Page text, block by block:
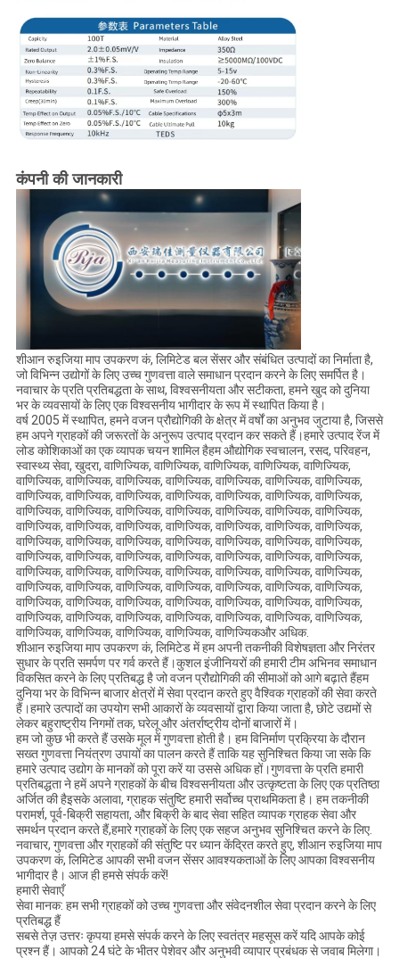
कंपनी की जानकारी
शीआन रुइजिया माप उपकरण कं, लिमिटेड बल सेंसर और संबंधित उत्पादों का निर्माता है,
जो विभिन्न उद्योगों के लिए उच्च गुणवत्ता वाले समाधान प्रदान करने के लिए समर्पित है।
नवाचार के प्रति प्रतिबद्धता के साथ, विश्वसनीयता और सटीकता, हमने खुद को दुनिया
भर के व्यवसायों के लिए एक विश्वसनीय भागीदार के रूप में स्थापित किया है।
वर्ष 2005 में स्थापित, हमने वजन प्रौद्योगिकी के क्षेत्र में वर्षों का अनुभव जुटाया है, जिससे
हम अपने ग्राहकों की जरूरतों के अनुरूप उत्पाद प्रदान कर सकते हैं।हमारे उत्पाद रेंज में
लोड कोशिकाओं का एक व्यापक चयन शामिल हैहम औद्योगिक स्वचालन, रसद, परिवहन,
स्वास्थ्य सेवा, खुदरा, वाणिज्यिक, वाणिज्यिक, वाणिज्यिक, वाणिज्यिक, वाणिज्यिक,
वाणिज्यिक, वाणिज्यिक, वाणिज्यिक, वाणिज्यिक, वाणिज्यिक, वाणिज्यिक, वाणिज्यिक,
वाणिज्यिक, वाणिज्यिक, वाणिज्यिक, वाणिज्यिक, वाणिज्यिक, वाणिज्यिक, वाणिज्यिक,
वाणिज्यिक, वाणिज्यिक, वाणिज्यिक, वाणिज्यिक, वाणिज्यिक, वाणिज्यिक, वाणिज्यिक,
वाणिज्यिक, वाणिज्यिक, वाणिज्यिक, वाणिज्यिक, वाणिज्यिक, वाणिज्यिक, वाणिज्यिक,
वाणिज्यिक, वाणिज्यिक, वाणिज्यिक, वाणिज्यिक, वाणिज्यिक, वाणिज्यिक, वाणिज्यिक,
वाणिज्यिक, वाणिज्यिक, वाणिज्यिक, वाणिज्यिक, वाणिज्यिक, वाणिज्यिक, वाणिज्यिक,
वाणिज्यिक, वाणिज्यिक, वाणिज्यिक, वाणिज्यिक, वाणिज्यिक, वाणिज्यिक, वाणिज्यिक,
वाणिज्यिक, वाणिज्यिक, वाणिज्यिक, वाणिज्यिक, वाणिज्यिक, वाणिज्यिक, वाणिज्यिक,
वाणिज्यिक, वाणिज्यिक, वाणिज्यिक, वाणिज्यिक, वाणिज्यिक, वाणिज्यिक, वाणिज्यिक,
वाणिज्यिक, वाणिज्यिक, वाणिज्यिक, वाणिज्यिक, वाणिज्यिक, वाणिज्यिक, वाणिज्यिक,
वाणिज्यिक, वाणिज्यिक, वाणिज्यिक, वाणिज्यिक, वाणिज्यिकऔर अधिक.
शीआन रुइजिया माप उपकरण कं, लिमिटेड में हम अपनी तकनीकी विशेषज्ञता और निरंतर
सुधार के प्रति समर्पण पर गर्व करते हैं।कुशल इंजीनियरों की हमारी टीम अभिनव समाधान
विकसित करने के लिए प्रतिबद्ध है जो वजन प्रौद्योगिकी की सीमाओं को आगे बढ़ाते हैंहम
दुनिया भर के विभिन्न बाजार क्षेत्रों में सेवा प्रदान करते हुए वैश्विक ग्राहकों की सेवा करते
हैं।हमारे उत्पादों का उपयोग सभी आकारों के व्यवसायों द्वारा किया जाता है, छोटे उद्यमों से
लेकर बहुराष्ट्रीय निगमों तक, घरेलू और अंतर्राष्ट्रीय दोनों बाजारों में।
हम जो कुछ भी करते हैं उसके मूल में गुणवत्ता होती है। हम विनिर्माण प्रक्रिया के दौरान
सख्त गुणवत्ता नियंत्रण उपायों का पालन करते हैं ताकि यह सुनिश्चित किया जा सके कि
हमारे उत्पाद उद्योग के मानकों को पूरा करें या उससे अधिक हों।गुणवत्ता के प्रति हमारी
प्रतिबद्धता ने हमें अपने ग्राहकों के बीच विश्वसनीयता और उत्कृष्टता के लिए एक प्रतिष्ठा
अर्जित की हैइसके अलावा, ग्राहक संतुष्टि हमारी सर्वोच्च प्राथमिकता है। हम तकनीकी
परामर्श, पूर्व-बिक्री सहायता, और बिक्री के बाद सेवा सहित व्यापक ग्राहक सेवा और
समर्थन प्रदान करते हैं,हमारे ग्राहकों के लिए एक सहज अनुभव सुनिश्चित करने के लिए.
नवाचार, गुणवत्ता और ग्राहकों की संतुष्टि पर ध्यान केंद्रित करते हुए, शीआन रुइजिया माप
उपकरण कं, लिमिटेड आपकी सभी वजन सेंसर आवश्यकताओं के लिए आपका विश्वसनीय
भागीदार है। आज ही हमसे संपर्क करें!
हमारी सेवाएँ
सेवा मानक: हम सभी ग्राहकों को उच्च गुणवत्ता और संवेदनशील सेवा प्रदान करने के लिए
प्रतिबद्ध हैं
सबसे तेज़ उत्तरः कृपया हमसे संपर्क करने के लिए स्वतंत्र महसूस करें यदि आपके कोई
प्रश्न हैं। आपको 24 घंटे के भीतर पेशेवर और अनुभवी व्यापार प्रबंधक से जवाब मिलेगा।